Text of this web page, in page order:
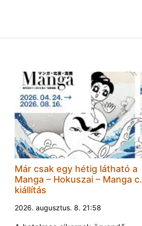
Már csak egy hétig látható a
Manga – Hokuszai – Manga c.
kiállítás
2026. augusztus. 8. 21:58